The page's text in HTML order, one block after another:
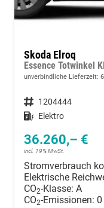
Skoda Elroq
Essence Totwinkel
unverbindliche Lieferzeit:
Fahrzeugnummer 1204444
Kraftstoff Elektro
36.260,– €
incl. 19% MwSt.
Stromverbrauch
Elektrische
CO2-Klasse: A
CO2-Emissionen: